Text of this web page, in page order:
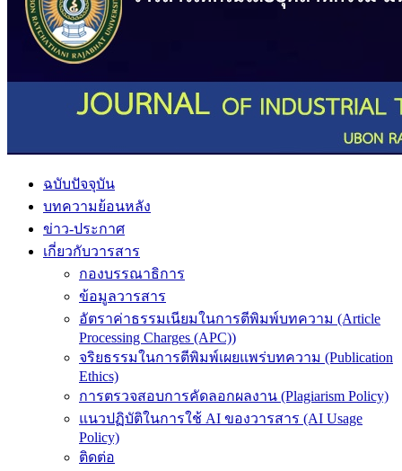
ฉบับปัจจุบัน
บทความย้อนหลัง
ข่าว-ประกาศ
เกี่ยวกับวารสาร
กองบรรณาธิการ
ข้อมูลวารสาร
อัตราค่าธรรมเนียมในการตีพิมพ์บทความ (Article
Processing Charges (APC))
จริยธรรมในการตีพิมพ์เผยแพร่บทความ (Publication
Ethics)
การตรวจสอบการคัดลอกผลงาน (Plagiarism Policy)
แนวปฏิบัติในการใช้ AI ของวารสาร (AI Usage
Policy)
ติดต่อ